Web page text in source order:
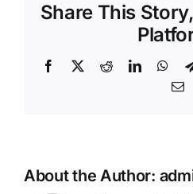
Share This
Facebook
X RedditLinkedIn
About the Author: